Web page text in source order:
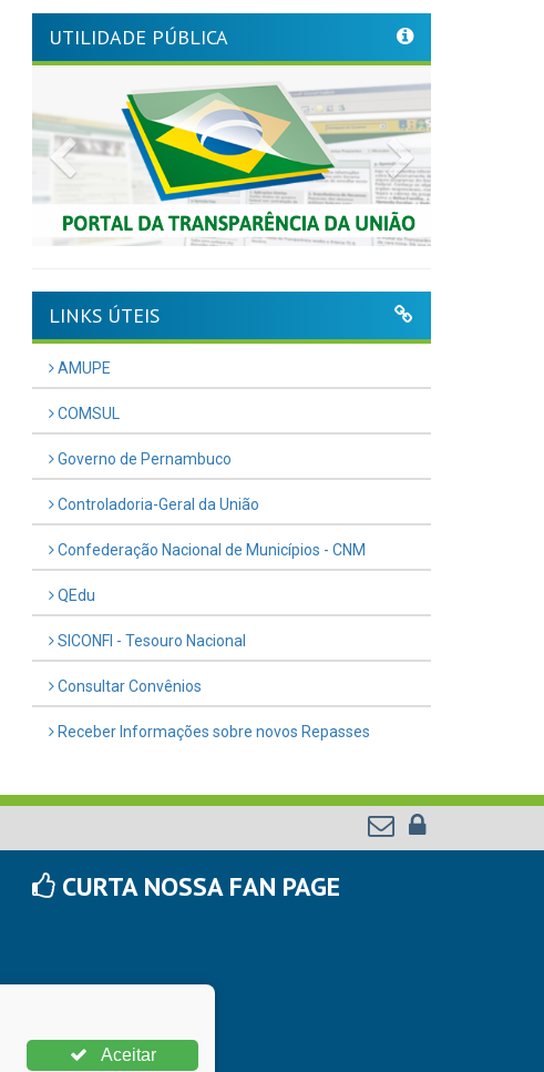
UTILIDADE PÚBLICA
Previous
LINKS ÚTEIS
AMUPE
COMSUL
Governo de Pernambuco
Controladoria-Geral da União
Confederação Nacional de Municípios - CNM
QEdu
SICONFI - Tesouro Nacional
Consultar Convênios
Receber Informações sobre novos Repasses
CURTA NOSSA FAN PAGE
Aceitar